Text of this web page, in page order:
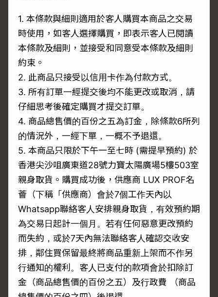
1. 本條款與細則適用於客人購買本商品之交易
時使用，如客人選擇購買，即表示客人已閱讀
本條款及細則，並接受和同意受本條款及細則
約束。
2. 此商品只接受以信用卡作為付款方式。
3. 所有訂單一經提交後均不能更改或取消，請
仔細思考後確定購買才提交訂單。
4. 商品總售價的百份之五為訂金，除條款6所列
的情況外，一經下單，一概不予退還。
5. 本商品只限於下午一至七時 (需提早預約) 於
香港尖沙咀廣東道28號力寶太陽廣場5樓503室
親身取貨。購買成功後，供應商 LUX PROF名
薈（下稱「供應商）會於7個工作天內以
Whatsapp聯絡客人安排親身取貨，有效預約期
為交易日起計一個月。若有任何惡意更改預約
而失約，或於7天內無法聯絡客人確認交收安
排，鄰住買保留最終將商品重新上架而不作另
行通知的權利。客人已支付的款項會於扣除訂
金（商品總售價的百份之五）及行政費 （商品